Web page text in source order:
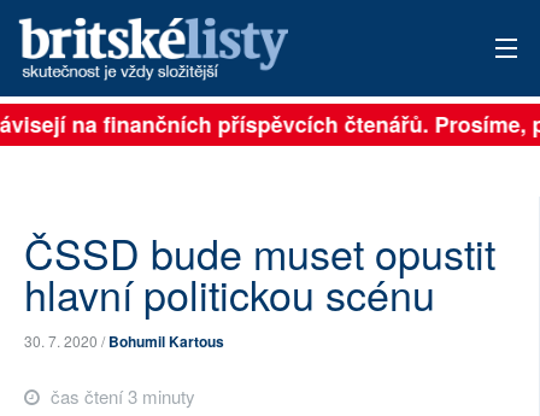
PŘIHLÁSIT
ARCHIV
ROZHOVORY
TÉMATA
NEJČTENĚJŠÍ ZA 7 DNÍ
na finančních příspěvcích čtenářů. Prosíme,
ČSSD bude muset opustit
hlavní politickou scénu
30. 7. 2020 /Bohumil Kartous
čas čtení 3 minuty